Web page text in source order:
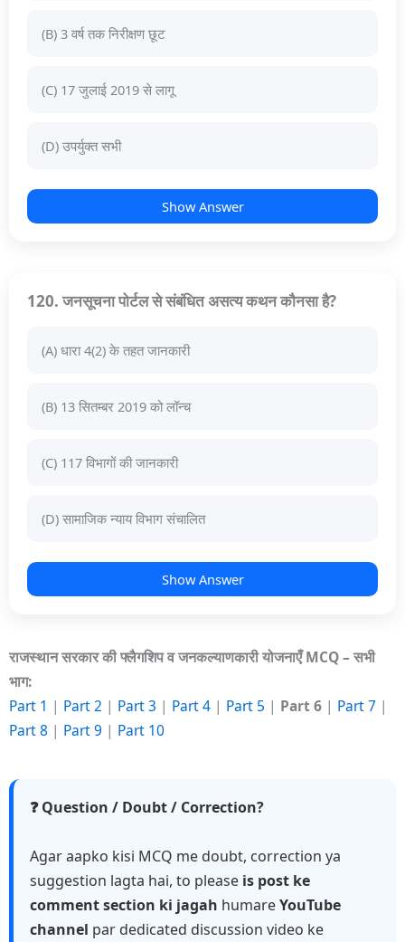
(B) 3 वर्ष तक निरीक्षण छूट
(C) 17 जुलाई 2019 से लागू
(D) उपर्युक्त सभी
Show Answer
120. जनसूचना पोर्टल से संबंधित असत्य कथन कौनसा है?
(A) धारा 4(2) के तहत जानकारी
(B) 13 सितम्बर 2019 को लॉन्च
(C) 117 विभागों की जानकारी
(D) सामाजिक न्याय विभाग संचालित
Show Answer
राजस्थान सरकार की फ्लैगशिप व जनकल्याणकारी योजनाएँ MCQ – सभी
भाग:
Part 1 | Part 2 | Part 3 | Part 4 | Part 5 | Part 6 | Part 7 |
Part 8 | Part 9 | Part 10
❓ Question / Doubt / Correction?
Agar aapko kisi MCQ me doubt, correction ya
suggestion lagta hai, to please is post ke
comment section ki jagah humareYouTube
channel par dedicated discussion video ke